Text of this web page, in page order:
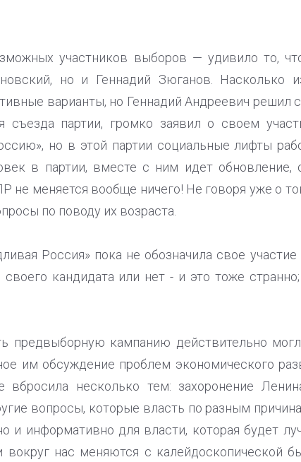
участников выборов — удивило то,
но и Геннадий Зюганов. Насколько
варианты, но Геннадий Андреевич решил
съезда партии, громко заявил о своем
но в этой партии социальные лифты
в партии, вместе с ним идет
меняется вообще ничего! Не говоря уже о
по поводу их возраста.
Россия» пока не обозначила свое
кандидата или нет - и это тоже
предвыборную кампанию действительно
им обсуждение проблем экономического
вбросила несколько тем: захоронение
вопросы, которые власть по разным
и информативно для власти, которая будет
нас меняются с калейдоскопической